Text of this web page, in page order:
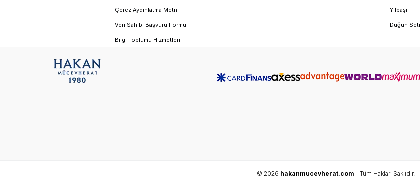
Çerez Aydınlatma Metni
Veri Sahibi Başvuru Formu
Bilgi Toplumu Hizmetleri
Yılbaşı
Düğün Seti
© 2026 hakanmucevherat.com - Tüm Hakları Saklıdır.